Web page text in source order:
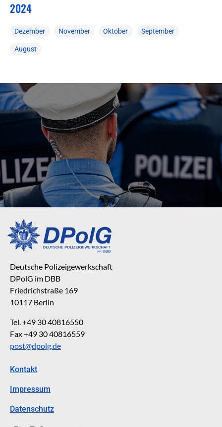
2024
Dezember November Oktober September
August
Deutsche Polizeigewerkschaft
DPolG im DBB
Friedrichstraße 169
10117 Berlin
Tel. +49 30 40816550
Fax +49 30 40816559
post@dpolg.de
Kontakt
Impressum
Datenschutz